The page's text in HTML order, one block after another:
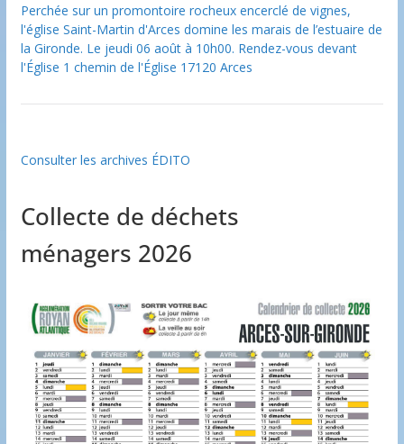
Perchée sur un promontoire rocheux encerclé de vignes,
l'église Saint-Martin d'Arces domine les marais de l’estuaire de
la Gironde. Le jeudi 06 août à 10h00. Rendez-vous devant
l'Église 1 chemin de l'Église 17120 Arces
Consulter les archives ÉDITO
Collecte de déchets
ménagers 2026